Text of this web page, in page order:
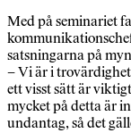
Med på seminariet
satsningarna på
– Vi är i
ett visst sätt är
mycket på detta är
undantag, så det